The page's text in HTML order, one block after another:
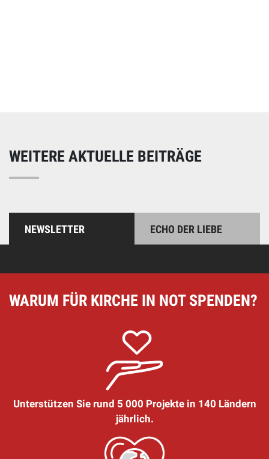
WEITERE AKTUELLE BEITRÄGE
NEWSLETTER ECHO DER LIEBE
WARUM FÜR KIRCHE IN NOT SPENDEN?
Unterstützen Sie rund 5 000 Projekte in 140 Ländern
jährlich.